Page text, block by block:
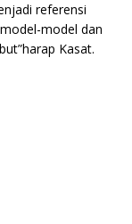
referensi
model dan
Kasat.